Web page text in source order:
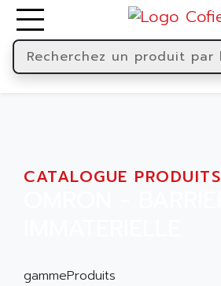
CATALOGUE PRODUITS
gammeProduits